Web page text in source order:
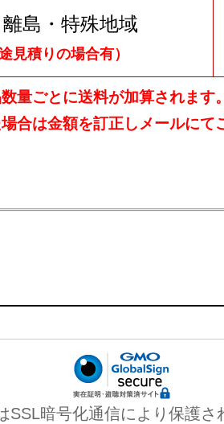
島・特殊地域
見積りの場合有）
量ごとに送料が加算されます
合は金額を訂正しメールにて
SSL暗号化通信により保護さ